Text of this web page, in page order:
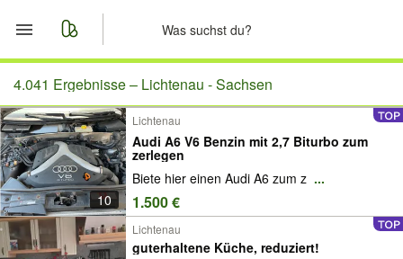
Start
Merkliste
Nachrichten
Anzeige aufgeben
4.041 Ergebnisse – Lichtenau - Sachsen
10
Lichtenau
Audi A6 V6 Benzin mit 2,7 Biturbo zum
zerlegen
Biete hier einen Audi A6 zum z ...
1.500 €
Lichtenau
guterhaltene Küche, reduziert!